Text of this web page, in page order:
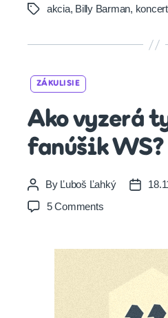
Tagsakcia, Billy Barman, koncert
ZÁKULISIE
Ako vyzerá
fanúšik WS?
Post
author
By Ľuboš Ľahký
Post
5 Commentson
typický